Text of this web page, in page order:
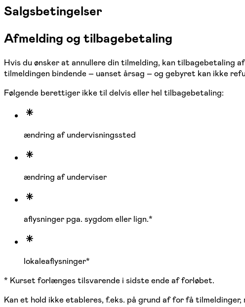
Salgsbetingelser
Afmelding og tilbagebetaling
Hvis du ønsker at annullere din tilmelding, kan
tilmeldingen bindende – uanset årsag – og gebyret kan ikke
Følgende berettiger ikke til delvis eller hel tilbagebetaling:
ændring af undervisningssted
ændring af underviser
aflysninger pga. sygdom eller lign.*
lokaleaflysninger*
* Kurset forlænges tilsvarende i sidste ende af forløbet.
Kan et hold ikke etableres, f.eks. på grund af for få